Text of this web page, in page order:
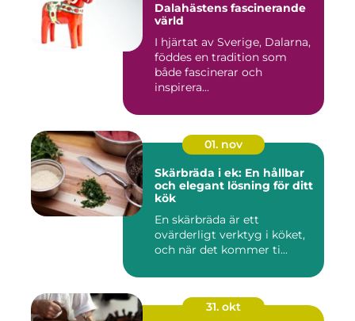
Dalahästens fascinerande
värld
I hjärtat av Sverige, Dalarna,
föddes en tradition som
både fascinerar och
inspirera...
01. nov
Skärbräda i ek: En hållbar
och elegant lösning för ditt
kök
En skärbräda är ett
ovärderligt verktyg i köket,
och när det kommer ti...
31. okt